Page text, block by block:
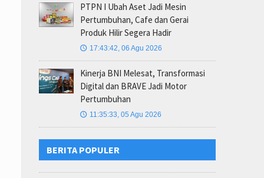
PTPN I Ubah Aset Jadi Mesin
Pertumbuhan, Cafe dan Gerai
Produk Hilir Segera Hadir
🕔 17:43:42, 06 Agu 2026
Kinerja BNI Melesat, Transformasi
Digital dan BRAVE Jadi Motor
Pertumbuhan
🕔 11:35:33, 05 Agu 2026
BERITA POPULER